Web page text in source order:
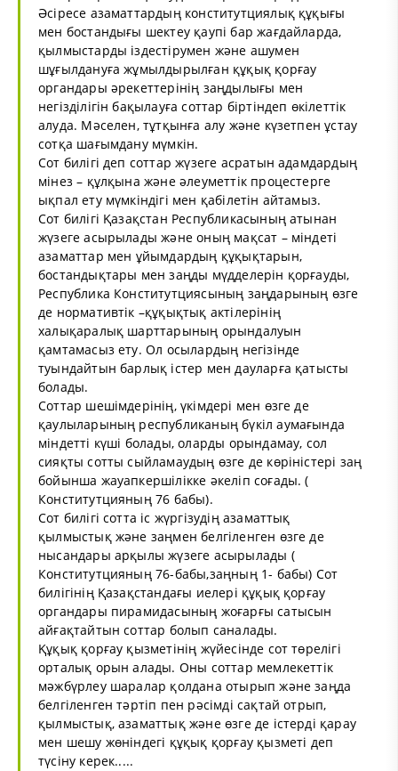
Әсіресе азаматтардың конститутциялық құқығы
мен бостандығы шектеу қаупі бар жағдайларда,
қылмыстарды іздестірумен және ашумен
шұғылдануға жұмылдырылған құқық қорғау
органдары әрекеттерінің заңдылығы мен
негізділігін бақылауға соттар біртіндеп өкілеттік
алуда. Мәселен, тұтқынға алу және күзетпен ұстау
сотқа шағымдану мүмкін.
Сот билігі деп соттар жүзеге асратын адамдардың
мінез – құлқына және әлеуметтік процестерге
ықпал ету мүмкіндігі мен қабілетін айтамыз.
Сот билігі Қазақстан Республикасының атынан
жүзеге асырылады және оның мақсат – міндеті
азаматтар мен ұйымдардың құқықтарын,
бостандықтары мен заңды мүдделерін қорғауды,
Республика Конститутциясының заңдарының өзге
де нормативтік –құқықтық актілерінің
халықаралық шарттарының орындалуын
қамтамасыз ету. Ол осылардың негізінде
туындайтын барлық істер мен дауларға қатысты
болады.
Соттар шешімдерінің, үкімдері мен өзге де
қаулыларының республиканың бүкіл аумағында
міндетті күші болады, оларды орындамау, сол
сияқты сотты сыйламаудың өзге де көріністері заң
бойынша жауапкершілікке әкеліп соғады. (
Конститутцияның 76 бабы).
Сот билігі сотта іс жүргізудің азаматтық
қылмыстық және заңмен белгіленген өзге де
нысандары арқылы жүзеге асырылады (
Конститутцияның 76-бабы,заңның 1- бабы) Сот
билігінің Қазақстандағы иелері құқық қорғау
органдары пирамидасының жоғарғы сатысын
айғақтайтын соттар болып саналады.
Құқық қорғау қызметінің жүйесінде сот төрелігі
орталық орын алады. Оны соттар мемлекеттік
мәжбүрлеу шаралар қолдана отырып және заңда
белгіленген тәртіп пен рәсімді сақтай отрып,
қылмыстық, азаматтық және өзге де істерді қарау
мен шешу жөніндегі құқық қорғау қызметі деп
түсіну керек.....